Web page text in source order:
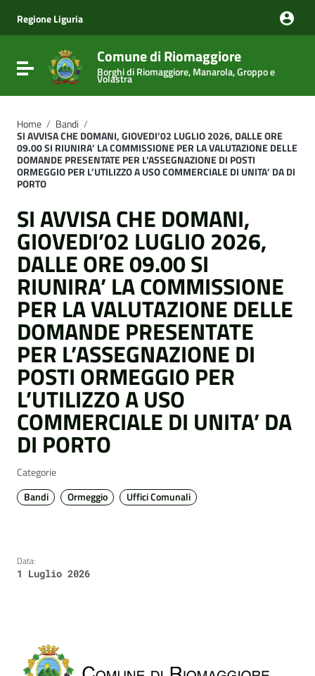
Vai al menu di navigazione
Vai al footer
Regione Liguria
Attiva / disattiva la navigazione
Comune di Riomaggiore
Borghi di Riomaggiore, Manarola, Groppo e
Volastra
Home / Bandi /
SI AVVISA CHE DOMANI, GIOVEDI’02 LUGLIO 2026, DALLE ORE
09.00 SI RIUNIRA’ LA COMMISSIONE PER LA VALUTAZIONE DELLE
DOMANDE PRESENTATE PER L’ASSEGNAZIONE DI POSTI
ORMEGGIO PER L’UTILIZZO A USO COMMERCIALE DI UNITA’ DA DI
PORTO
SI AVVISA CHE DOMANI,
GIOVEDI’02 LUGLIO 2026,
DALLE ORE 09.00 SI
RIUNIRA’ LA COMMISSIONE
PER LA VALUTAZIONE DELLE
DOMANDE PRESENTATE
PER L’ASSEGNAZIONE DI
POSTI ORMEGGIO PER
L’UTILIZZO A USO
COMMERCIALE DI UNITA’ DA
DI PORTO
Categorie
Bandi
Ormeggio Uffici Comunali
Data:
1 Luglio 2026